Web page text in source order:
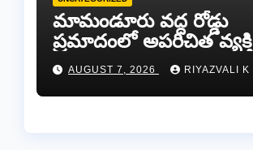
​మామండూరు వద్ద రోడ్డు
ప్రమాదంలో అపరిచిత వ్యక్తి
మృతి…సమాచారం తెలిస్తే
రేణిగుంట పోలీసులను
సంప్రదించండి.
AUGUST 7, 2026 RIYAZVALI K